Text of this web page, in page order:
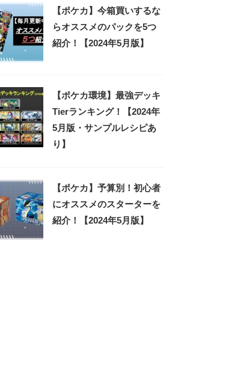
【ポケカ】今箱買いするな
らオススメのパックを5つ
紹介！【2024年5月版】
【ポケカ環境】最強デッキ
Tierランキング！【2024年
5月版・サンプルレシピあ
り】
【ポケカ】予算別！初心者
にオススメのスターターを
紹介！【2024年5月版】